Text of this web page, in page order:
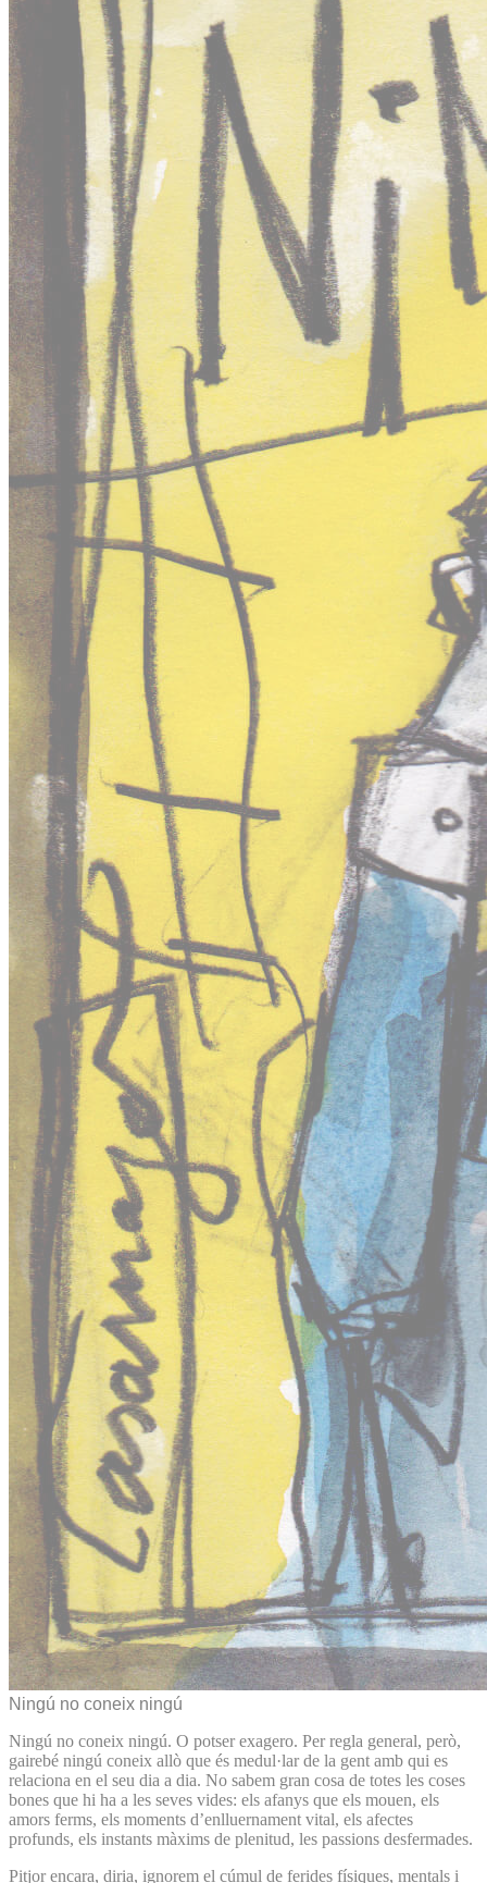
Ningú no coneix ningú
Ningú no coneix ningú. O potser exagero. Per regla general, però,
gairebé ningú coneix allò que és medul·lar de la gent amb qui es
relaciona en el seu dia a dia. No sabem gran cosa de totes les coses
bones que hi ha a les seves vides: els afanys que els mouen, els
amors ferms, els moments d’enlluernament vital, els afectes
profunds, els instants màxims de plenitud, les passions desfermades.
Pitjor encara, diria, ignorem el cúmul de ferides físiques, mentals i